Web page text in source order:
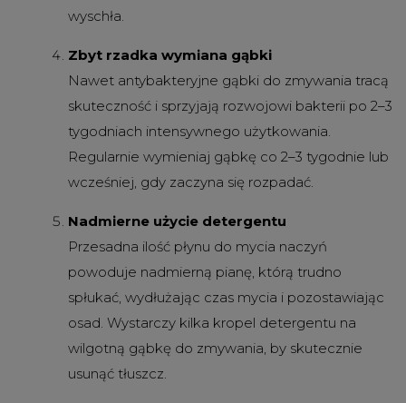
wyschła.
Zbyt rzadka wymiana gąbki
Nawet antybakteryjne gąbki do zmywania tracą
skuteczność i sprzyjają rozwojowi bakterii po 2–3
tygodniach intensywnego użytkowania.
Regularnie wymieniaj gąbkę co 2–3 tygodnie lub
wcześniej, gdy zaczyna się rozpadać.
Nadmierne użycie detergentu
Przesadna ilość płynu do mycia naczyń
powoduje nadmierną pianę, którą trudno
spłukać, wydłużając czas mycia i pozostawiając
osad. Wystarczy kilka kropel detergentu na
wilgotną gąbkę do zmywania, by skutecznie
usunąć tłuszcz.